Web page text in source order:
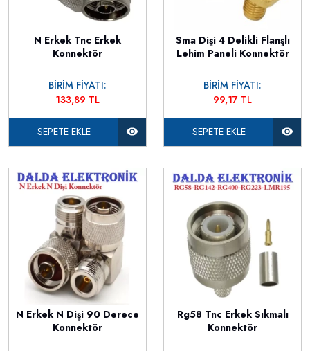
N Erkek Tnc Erkek
Konnektör
BİRİM FİYATI:
133,89 TL
SEPETE EKLE
Sma Dişi 4 Delikli Flanşlı
Lehim Paneli Konnektör
BİRİM FİYATI:
99,17 TL
SEPETE EKLE
N Erkek N Dişi 90 Derece
Konnektör
Rg58 Tnc Erkek Sıkmalı
Konnektör